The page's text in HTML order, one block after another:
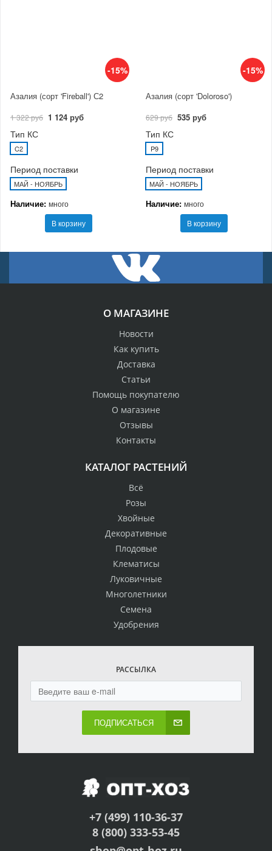
-15%
Азалия (сорт 'Fireball') С2
1 322 руб 1 124 руб
Тип КС
C2
Период поставки
МАЙ - НОЯБРЬ
Наличие: много
В корзину
-15%
Азалия (сорт 'Doloroso')
629 руб 535 руб
Тип КС
P9
Период поставки
МАЙ - НОЯБРЬ
Наличие: много
В корзину
О МАГАЗИНЕ
Новости
Как купить
Доставка
Статьи
Помощь покупателю
О магазине
Отзывы
Контакты
КАТАЛОГ РАСТЕНИЙ
Всё
Розы
Хвойные
Декоративные
Плодовые
Клематисы
Луковичные
Многолетники
Семена
Удобрения
РАССЫЛКА
ПОДПИСАТЬСЯ
+7 (499) 110-36-37
8 (800) 333-53-45